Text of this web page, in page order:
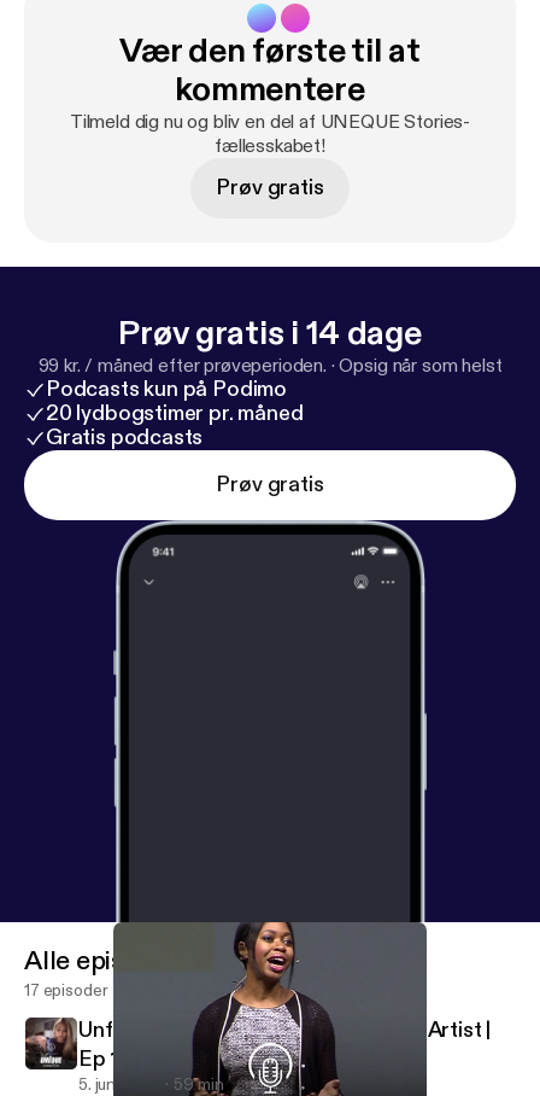
Vær den første til at
kommentere
Tilmeld dig nu og bliv en del af UNEQUE Stories-
fællesskabet!
Prøv gratis
Prøv gratis i 14 dage
99 kr. / måned efter prøveperioden. ·Opsig når som helst
Podcasts kun på Podimo
20 lydbogstimer pr. måned
Gratis podcasts
Prøv gratis
Alle episoder
17 episoder
Unfolding Life | Jade Huynh Origami Artist |
Ep 16
5. juni 2019 59 min